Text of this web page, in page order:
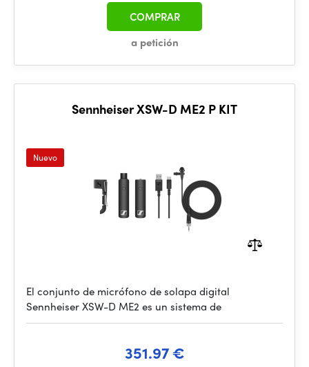
a petición
COMPRAR
Sennheiser XSW-D ME2 P KIT
Nuevo
El conjunto de micrófono de solapa digital
Sennheiser XSW-D ME2 es un sistema de
351.97 €